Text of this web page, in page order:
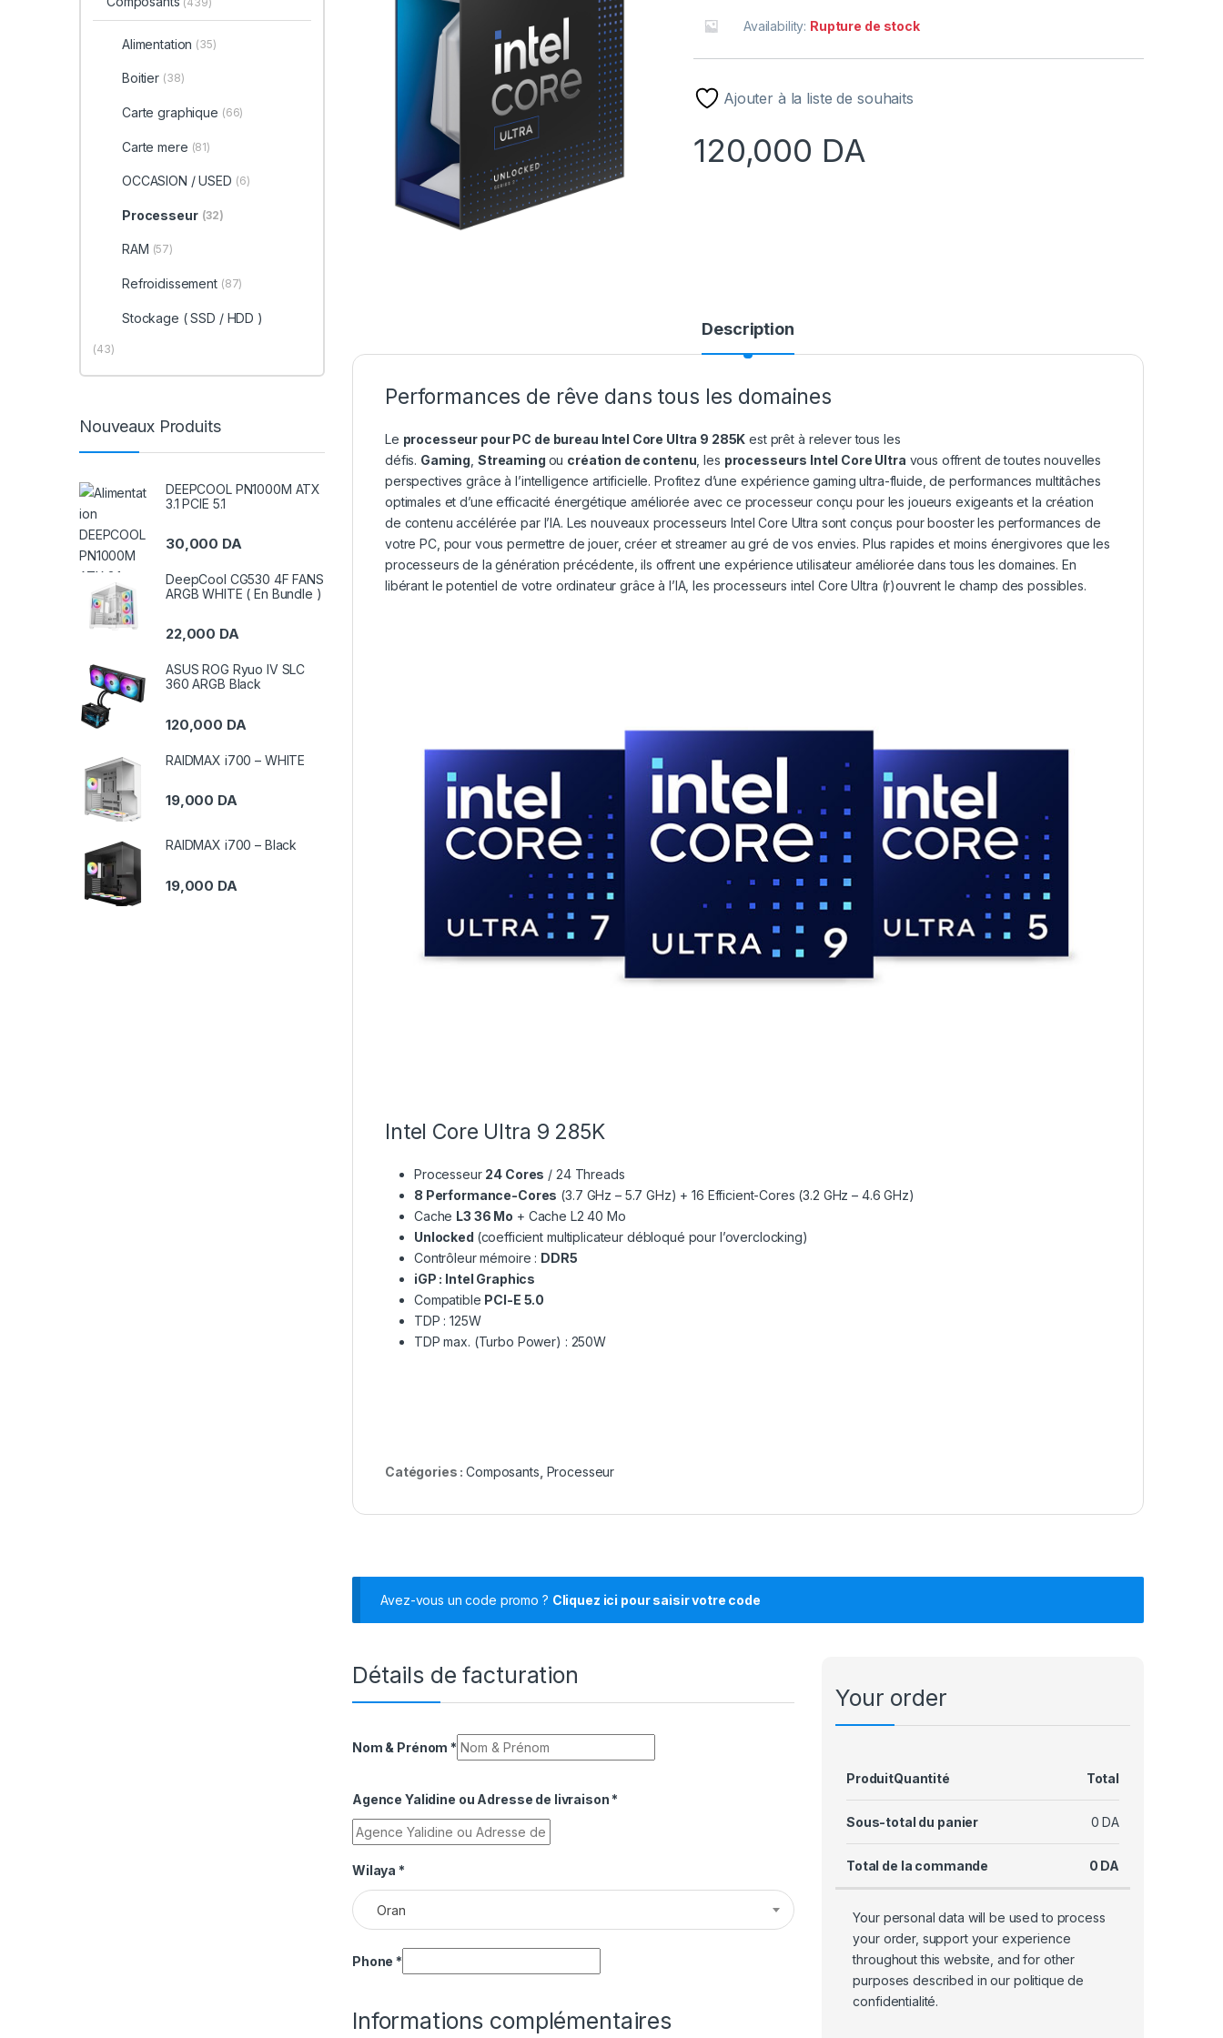
Availability: Rupture de stock
Ajouter à la liste de souhaits
120,000 DA
Description
Performances de rêve dans tous les domaines
Le processeur pour PC de bureau Intel Core Ultra 9 285K est prêt à relever tous les
défis. Gaming Streaming ou création de contenu , les processeurs Intel Core Ultra vous offrent de toutes nouvelles
perspectives grâce à l’intelligence artificielle. Profitez d’une expérience gaming ultra-fluide, de performances multitâches
optimales et d’une efficacité énergétique améliorée avec ce processeur conçu pour les joueurs exigeants et la création
de contenu accélérée par l’IA. Les nouveaux processeurs Intel Core Ultra sont conçus pour booster les performances de
votre PC, pour vous permettre de jouer, créer et streamer au gré de vos envies. Plus rapides et moins énergivores que les
processeurs de la génération précédente, ils offrent une expérience utilisateur améliorée dans tous les domaines. En
libérant le potentiel de votre ordinateur grâce à l’IA, les processeurs intel Core Ultra (r)ouvrent le champ des possibles.
Intel Core Ultra 9 285K
Processeur 24 Cores / 24 Threads
8 Performance-Cores (3.7 GHz – 5.7 GHz) + 16 Efficient-Cores (3.2 GHz – 4.6 GHz)
Cache L3 36 Mo + Cache L2 40 Mo
Unlocked (coefficient multiplicateur débloqué pour l’overclocking)
Contrôleur mémoire : DDR5
iGP : Intel Graphics
Compatible PCI-E 5.0
TDP : 125W
TDP max. (Turbo Power) : 250W
Catégories :Composants Processeur
Avez-vous un code promo ? Cliquez ici pour saisir votre code
Détails de facturation
Nom & Prénom *
Agence Yalidine ou Adresse de livraison *
Wilaya *
Oran
Phone *
Informations complémentaires
Your order
ProduitQuantité Total
Sous-total du panier 0 DA
Total de la commande 0 DA
Your personal data will be used to process
your order, support your experience
throughout this website, and for other
purposes described in our politique de
confidentialité.
Alimentation (35)
Boitier (38)
Carte graphique (66)
Carte mere (81)
OCCASION / USED (6)
Processeur (32)
RAM (57)
Refroidissement (87)
Stockage ( SSD / HDD )
(43)
Nouveaux Produits
DEEPCOOL PN1000M ATX
3.1 PCIE 5.1
30,000 DA
DeepCool CG530 4F FANS
ARGB WHITE ( En Bundle )
22,000 DA
ASUS ROG Ryuo IV SLC
360 ARGB Black
120,000 DA
RAIDMAX i700 – WHITE
19,000 DA
RAIDMAX i700 – Black
19,000 DA